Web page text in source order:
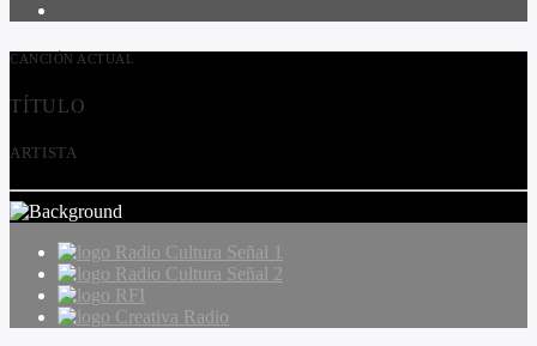
CANCIÓN ACTUAL
TÍTULO
ARTISTA
Radio Cultura Señal 1
Radio Cultura Señal 2
RFI
Creativa Radio